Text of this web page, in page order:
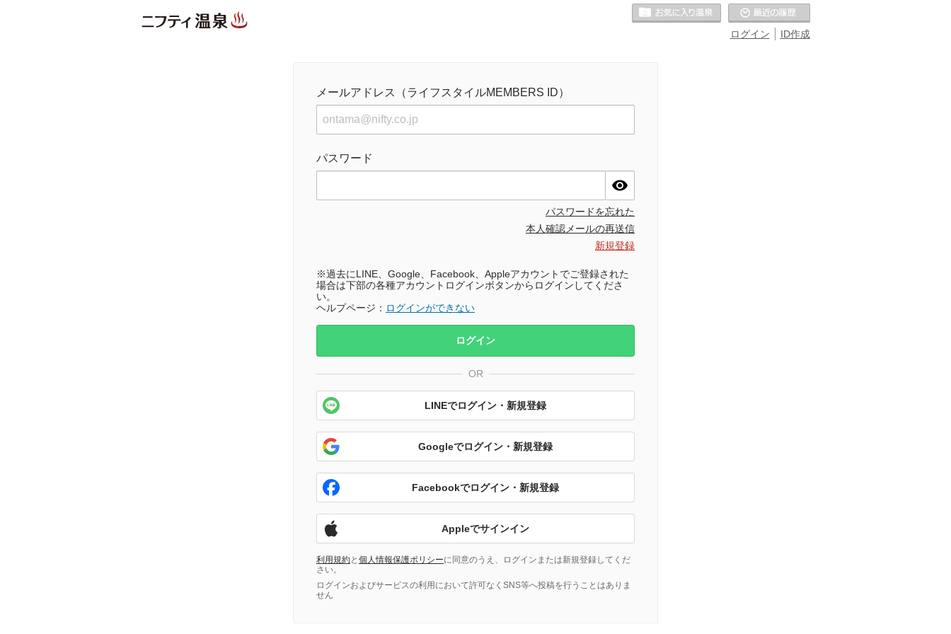
ID作成
ログイン
お気に入りの温泉
メールアドレス（ライフスタイルMEMBERS ID）
パスワード
パスワードを忘れた
本人確認メールの再送信
新規登録
※過去にLINE、Google、Facebook、Appleアカウントでご登録された
場合は下部の各種アカウントログインボタンからログインしてくださ
い。
ヘルプページ： ログインができない
ログイン
OR
LINEでログイン・新規登録
Googleでログイン・新規登録
Facebookでログイン・新規登録
Appleでサインイン
利用規約と 個人情報保護ポリシーに同意のうえ、ログインまたは新規登録してくだ
さい。
ログインおよびサービスの利用において許可なくSNS等へ投稿を行うことはありま
せん